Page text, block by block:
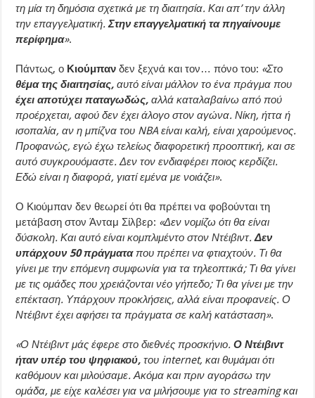
τη μία τη δημόσια σχετικά με τη διαιτησία. Και απ’ την άλλη
την επαγγελματική.Στην επαγγελματική τα πηγαίνουμε
περίφημα».
Πάντως, ο Κιούμπανδεν ξεχνά και τον… πόνο του: «Στο
θέμα της διαιτησίας,αυτό είναι μάλλον το ένα πράγμα που
έχει αποτύχει παταγωδώς, αλλά καταλαβαίνω από πού
προέρχεται, αφού δεν έχει άλογο στον αγώνα. Νίκη, ήττα ή
ισοπαλία, αν η μπίζνα του NBA είναι καλή, είναι χαρούμενος.
Προφανώς, εγώ έχω τελείως διαφορετική προοπτική, και σε
αυτό συγκρουόμαστε. Δεν τον ενδιαφέρει ποιος κερδίζει.
Εδώ είναι η διαφορά, γιατί εμένα με νοιάζει».
Ο Κιούμπαν δεν θεωρεί ότι θα πρέπει να φοβούνται τη
μετάβαση στον Άνταμ Σίλβερ: «Δεν νομίζω ότι θα είναι
δύσκολη. Και αυτό είναι κομπλιμέντο στον Ντέιβιντ.Δεν
υπάρχουν 50 πράγματαπου πρέπει να φτιαχτούν. Τι θα
γίνει με την επόμενη συμφωνία για τα τηλεοπτικά; Τι θα γίνει
με τις ομάδες που χρειάζονται νέο γήπεδο; Τι θα γίνει με την
επέκταση. Υπάρχουν προκλήσεις, αλλά είναι προφανείς. Ο
Ντέιβιντ έχει αφήσει τα πράγματα σε καλή κατάσταση».
«Ο Ντέιβιντ μάς έφερε στο διεθνές προσκήνιο. Ο Ντέιβιντ
ήταν υπέρ του ψηφιακού, του internet, και θυμάμαι ότι
καθόμουν και μιλούσαμε. Ακόμα και πριν αγοράσω την
ομάδα, με είχε καλέσει για να μιλήσουμε για το streaming και